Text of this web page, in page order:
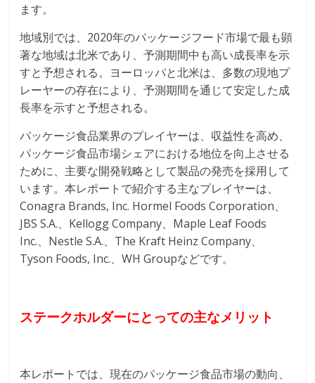
ます。
地域別では、2020年のパッケージフード市場で最も顕
著な地域は北米であり、予測期間中も高い成長率を示
すと予想される。ヨーロッパと北米は、多数の現地プ
レーヤーの存在により、予測期間を通じて安定した成
長率を示すと予想される。
パッケージ食品業界のプレイヤーは、収益性を高め、
パッケージ食品市場シェアにおける地位を向上させる
ために、主要な開発戦略として製品の発売を採用して
います。本レポートで紹介する主なプレイヤーは、
Conagra Brands, Inc. Hormel Foods Corporation、
JBS S.A.、Kellogg Company、Maple Leaf Foods
Inc.、Nestle S.A.、The Kraft Heinz Company、
Tyson Foods, Inc.、WH Groupなどです。
ステークホルダーにとっての主なメリット
本レポートでは、現在のパッケージ食品市場の動向、